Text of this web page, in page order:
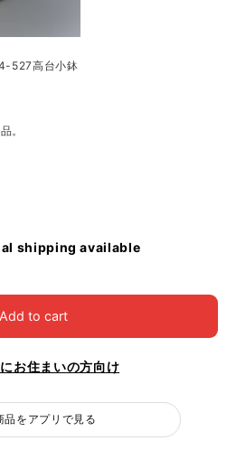
527高台小鉢
。
shipping available
Add to cart
お住まいの方向け
品をアプリで見る